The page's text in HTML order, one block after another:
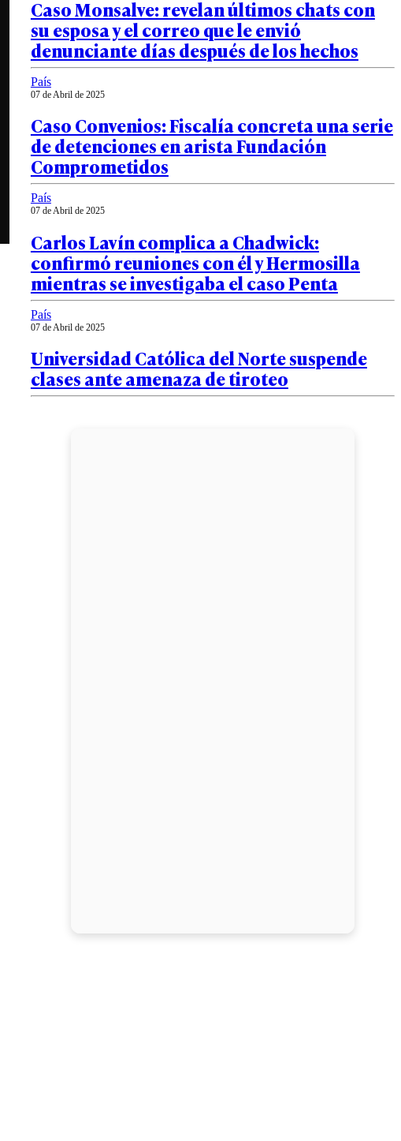
Caso Monsalve: revelan últimos chats con
su esposa y el correo que le envió
denunciante días después de los hechos
País
07 de Abril de 2025
Caso Convenios: Fiscalía concreta una serie
de detenciones en arista Fundación
Comprometidos
País
07 de Abril de 2025
Carlos Lavín complica a Chadwick:
confirmó reuniones con él y Hermosilla
mientras se investigaba el caso Penta
País
07 de Abril de 2025
Universidad Católica del Norte suspende
clases ante amenaza de tiroteo